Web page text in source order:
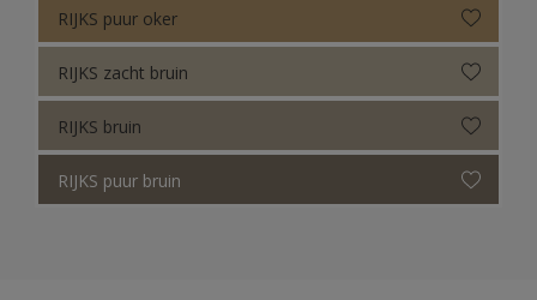
RIJKS puur oker
RIJKS zacht bruin
RIJKS bruin
RIJKS puur bruin